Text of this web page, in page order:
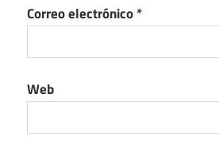
Correo electrónico*
Web